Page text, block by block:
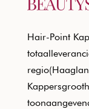
Hair-Point